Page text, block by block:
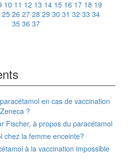
10 11 12 13 14 15 16 17 18 19
25 26 27 28 29 30 31 32 33 34
35 36 37
en cas de vaccination
?
Fischer, à propos du paracétamol
chez la femme enceinte?
à la vaccination impossible